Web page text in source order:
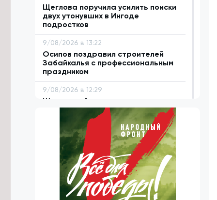
Щеглова поручила усилить поиски
двух утонувших в Ингоде
подростков
9/08/2026 в 13:22
Осипов поздравил строителей
Забайкалья с профессиональным
праздником
9/08/2026 в 12:29
Штормовой ветер и ливни с градом
накроют Забайкалье 10 и 11 августа
9/08/2026 в 11:25
Сотни человек из разных регионов
посетили фестиваль «Хорхог» в
Забайкалье
9/08/2026 в 10:12
Около 40 килограммов наркотиков
изъяли полицейские в Забайкалье